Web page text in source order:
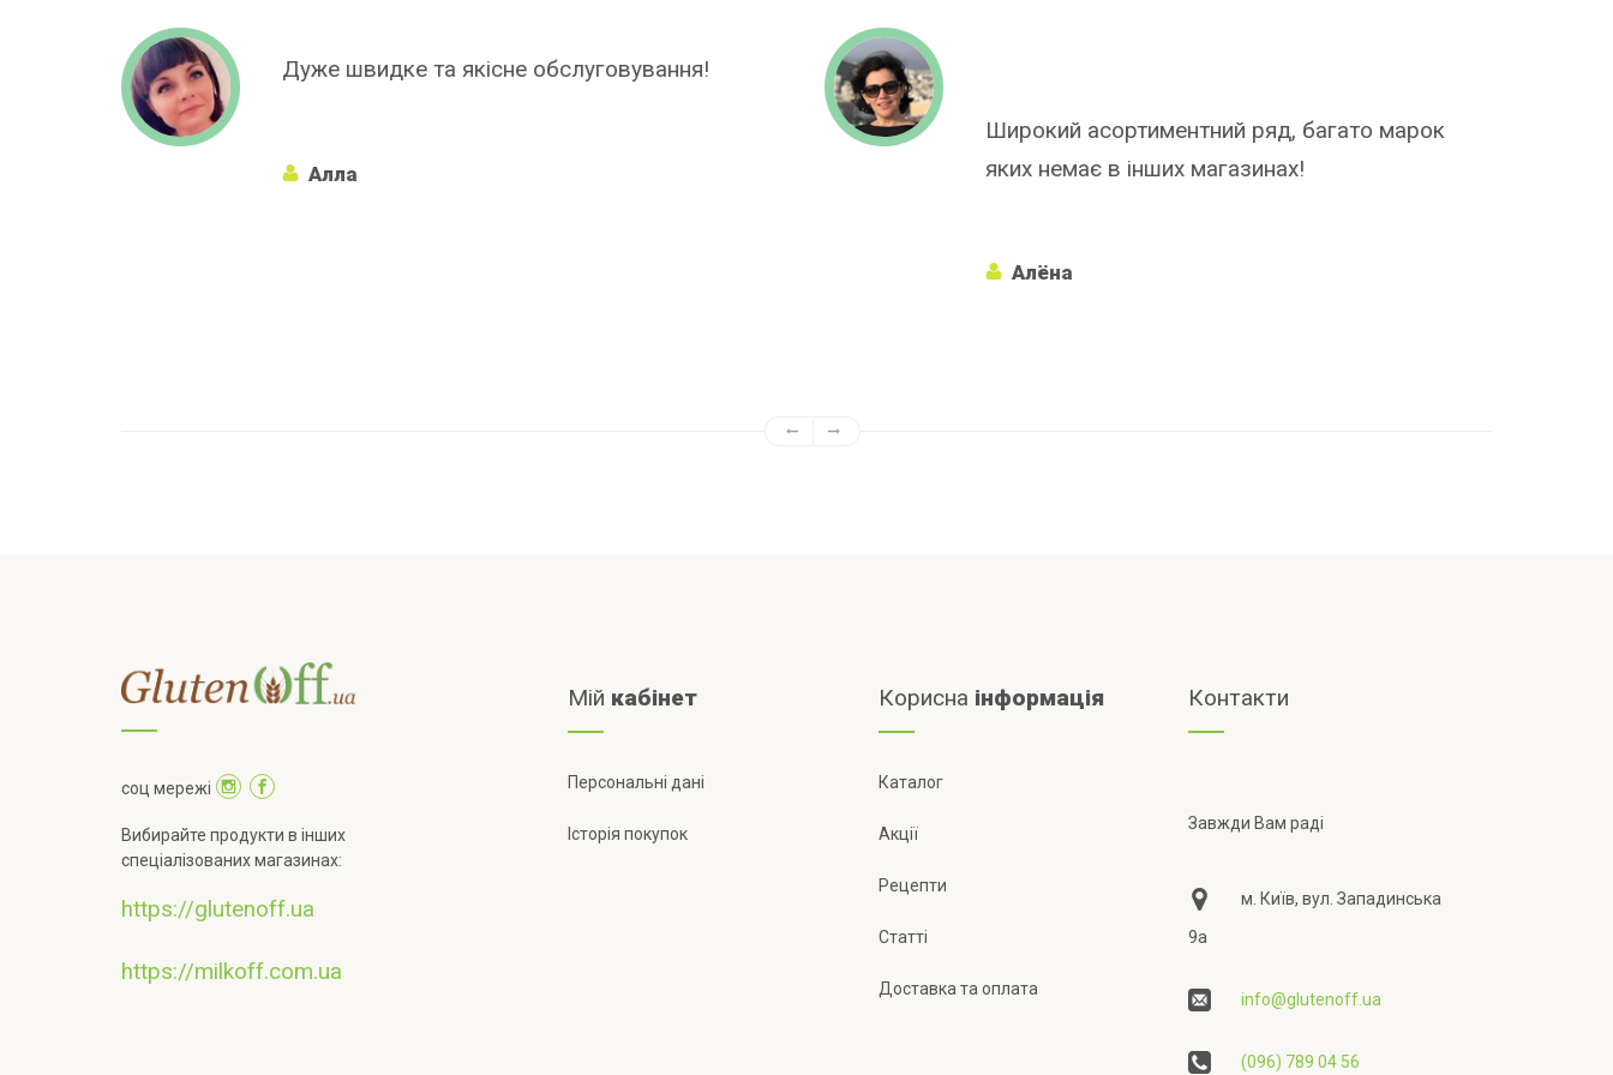
яких немає в інших магазинах!
дитини на БГБК дієті.
соц мережі
Вибирайте продукти в інших
спеціалізованих магазинах:
https://glutenoff.ua
https://milkoff.com.ua
Мій кабінет
Персональні дані
Історія покупок
Корисна інформація
Каталог
Акції
Рецепти
Статті
Доставка та оплата
Контакти
Завжди Вам раді
м. Київ, вул. Западинська
9а
info@glutenoff.ua
(096) 789 04 56